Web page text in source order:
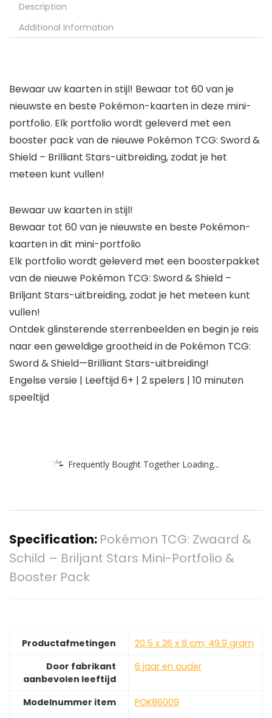
Description
Additional information
Bewaar uw kaarten in stijl! Bewaar tot 60 van je
nieuwste en beste Pokémon-kaarten in deze mini-
portfolio. Elk portfolio wordt geleverd met een
booster pack van de nieuwe Pokémon TCG: Sword &
Shield – Brilliant Stars-uitbreiding, zodat je het
meteen kunt vullen!
Bewaar uw kaarten in stijl!
Bewaar tot 60 van je nieuwste en beste Pokémon-
kaarten in dit mini-portfolio
Elk portfolio wordt geleverd met een boosterpakket
van de nieuwe Pokémon TCG: Sword & Shield –
Briljant Stars-uitbreiding, zodat je het meteen kunt
vullen!
Ontdek glinsterende sterrenbeelden en begin je reis
naar een geweldige grootheid in de Pokémon TCG:
Sword & Shield—Brilliant Stars-uitbreiding!
Engelse versie | Leeftijd 6+ | 2 spelers | 10 minuten
speeltijd
Frequently Bought Together Loading...
Specification: Pokémon TCG: Zwaard &
Schild – Briljant Stars Mini-Portfolio &
Booster Pack
Productafmetingen
‎20.5 x 26 x 8 cm; 49.9 gram
Door fabrikant
aanbevolen leeftijd
‎6 jaar en ouder
Modelnummer item ‎POK86009